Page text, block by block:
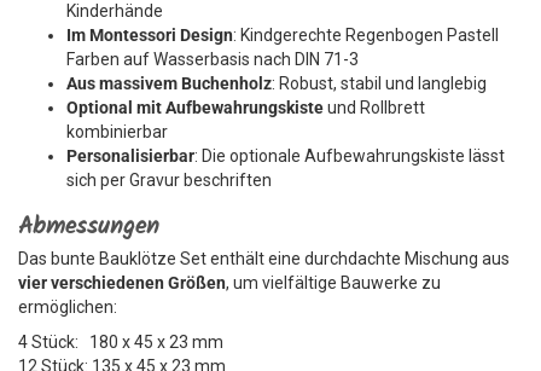
Kinderhände
Im Montessori Design: Kindgerechte Regenbogen Pastell
Farben auf Wasserbasis nach DIN 71-3
Aus massivem Buchenholz: Robust, stabil und langlebig
Optional mit Aufbewahrungskisteund Rollbrett
kombinierbar
Personalisierbar: Die optionale Aufbewahrungskiste lässt
sich per Gravur beschriften
Abmessungen
Das bunte Bauklötze Set enthält eine durchdachte Mischung aus
vier verschiedenen Größen, um vielfältige Bauwerke zu
ermöglichen:
4 Stück: 180 x 45 x 23 mm
12 Stück: 135 x 45 x 23 mm